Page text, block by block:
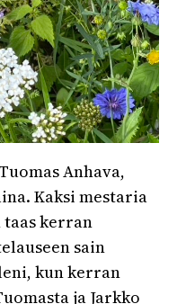
Anhava,
Kaksi mestaria
taas kerran
sain
kun kerran
ja Jarkko